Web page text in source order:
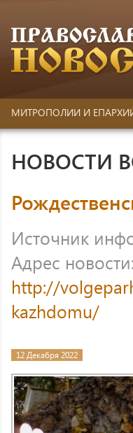
МИТРОПОЛИИ И
НОВОСТИ
Источник
Адрес новости:
http://
kazhdomu/
12 Декабря 2022